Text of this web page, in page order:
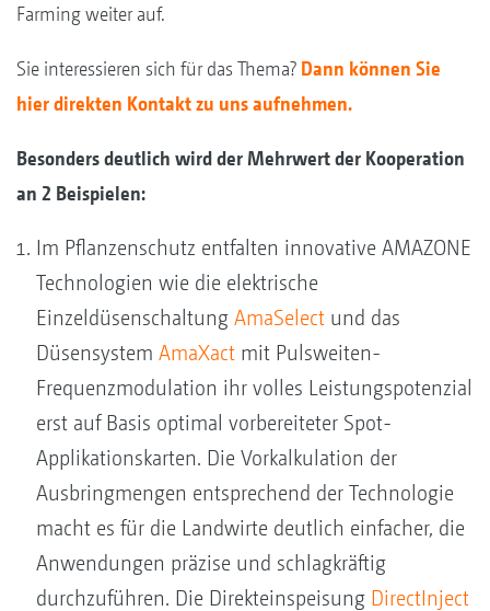
Farming weiter auf.
Sie interessieren sich für das Thema? Dann können Sie
hier direkten Kontakt zu uns aufnehmen.
Besonders deutlich wird der Mehrwert der Kooperation
an 2 Beispielen:
Im Pflanzenschutz entfalten innovative AMAZONE
Technologien wie die elektrische
Einzeldüsenschaltung AmaSelect und das
Düsensystem AmaXact mit Pulsweiten-
Frequenzmodulation ihr volles Leistungspotenzial
erst auf Basis optimal vorbereiteter Spot-
Applikationskarten. Die Vorkalkulation der
Ausbringmengen entsprechend der Technologie
macht es für die Landwirte deutlich einfacher, die
Anwendungen präzise und schlagkräftig
durchzuführen. Die Direkteinspeisung DirectInject